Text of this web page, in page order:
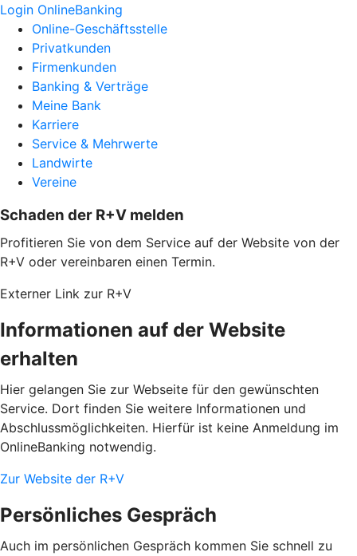
Login OnlineBanking
Online-Geschäftsstelle
Privatkunden
Firmenkunden
Banking & Verträge
Meine Bank
Karriere
Service & Mehrwerte
Landwirte
Vereine
Schaden der R+V melden
Profitieren Sie von dem Service auf der Website von der
R+V oder vereinbaren einen Termin.
Externer Link zur R+V
Informationen auf der Website
erhalten
Hier gelangen Sie zur Webseite für den gewünschten
Service. Dort finden Sie weitere Informationen und
Abschlussmöglichkeiten. Hierfür ist keine Anmeldung im
OnlineBanking notwendig.
Zur Website der R+V
Persönliches Gespräch
Auch im persönlichen Gespräch kommen Sie schnell zu